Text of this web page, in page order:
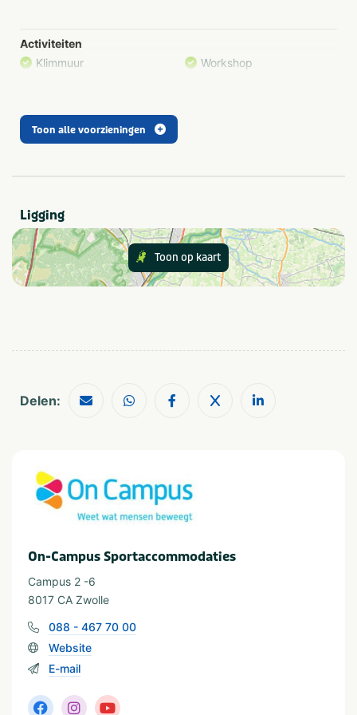
Activiteiten
Klimmuur
Workshop
Gezelschap
Bedrijfsuitje
Kinderfeestje
Personeelsuitje
Teamuitstapje
Gezinsuitje
Klassenuitje
Provincie(s) en streek
Overijssel
Toon alle voorzieningen
Ligging
Toon op kaart
Delen:
On-Campus Sportaccommodaties
Campus 2 -6
8017 CA Zwolle
088 - 467 70 00
Website
E-mail